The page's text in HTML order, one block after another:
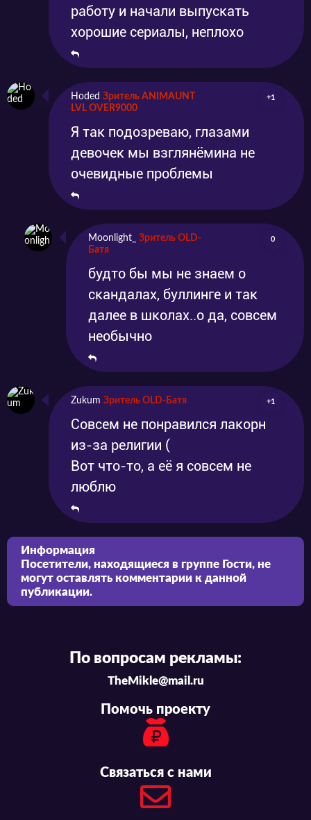
работу и начали выпускать
хорошие сериалы, неплохо
Hoded Зритель ANIMAUNT
LVL OVER9000
+1
Я так подозреваю, глазами
девочек мы взглянёмина не
очевидные проблемы
Moonlight_
Зритель OLD-
Батя
0
будто бы мы не знаем о
скандалах, буллинге и так
далее в школах..о да, совсем
необычно
Zukum Зритель OLD-Батя +1
Совсем не понравился лакорн
из-за религии (
Вот что-то, а её я совсем не
люблю
Информация
Посетители, находящиеся в группе Гости, не
могут оставлять комментарии к данной
публикации.
По вопросам рекламы:
TheMikle@mail.ru
Помочь проекту
Связаться с нами